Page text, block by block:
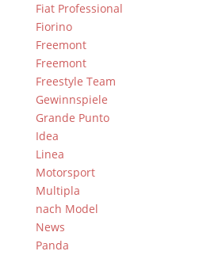
Fiat Professional
Fiorino
Freemont
Freemont
Freestyle Team
Gewinnspiele
Grande Punto
Idea
Linea
Motorsport
Multipla
nach Model
News
Panda